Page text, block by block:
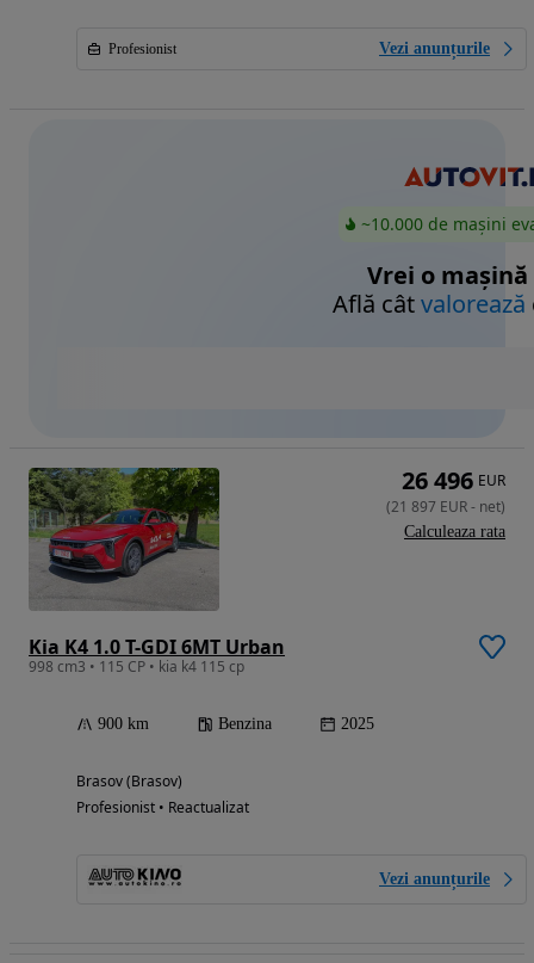
Profesionist Vezi anunțurile
~10.000 de mașini
Vrei o mașină
Află câtvalorează
Kia K4 1.0 T-GDI 6MT Urban
998 cm3 • 115 CP • kia k4 115 cp
900 km Benzina 2025
Brasov (Brasov)
Profesionist • Reactualizat
Vezi anunțurile
26 496 EUR
(21 897 EUR- net)
Calculeaza rata